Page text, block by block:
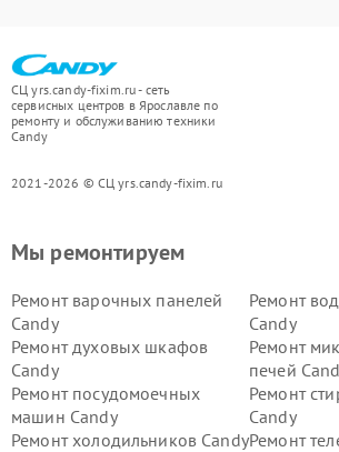
СЦ yrs.candy-fixim.ru - сеть
сервисных центров в Ярославле по
ремонту и обслуживанию техники
Candy
2021-2026 © СЦ yrs.candy-fixim.ru
Мы ремонтируем
Ремонт варочных панелей
Candy
Ремонт
Candy
Ремонт духовых шкафов
Candy
Ремонт
печей
Ремонт посудомоечных
машин Candy
Ремонт
Candy
Ремонт холодильников CandyРемонт